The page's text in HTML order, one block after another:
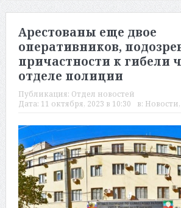
Арестованы еще двое
оперативников,
причастности к гибели
отделе полиции
Публикация: Отдел новостей
Дата: 11 октября, 2023 в 10:30 в: Новости,